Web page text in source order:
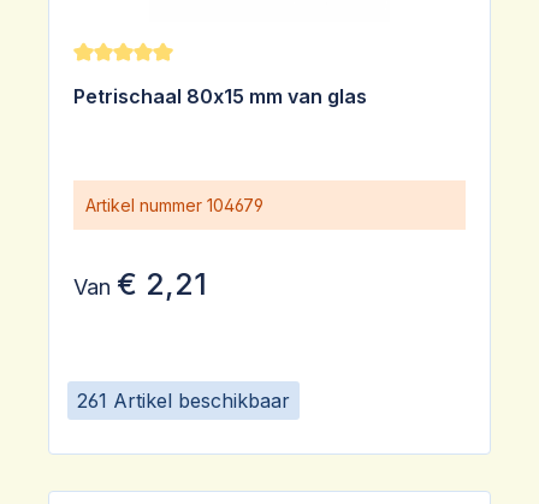
261 Artikel beschikbaar
Gemiddelde waardering van 5 van 5 sterren
Petrischaal 80x15 mm van glas
Artikel nummer 104679
Van € 2,21